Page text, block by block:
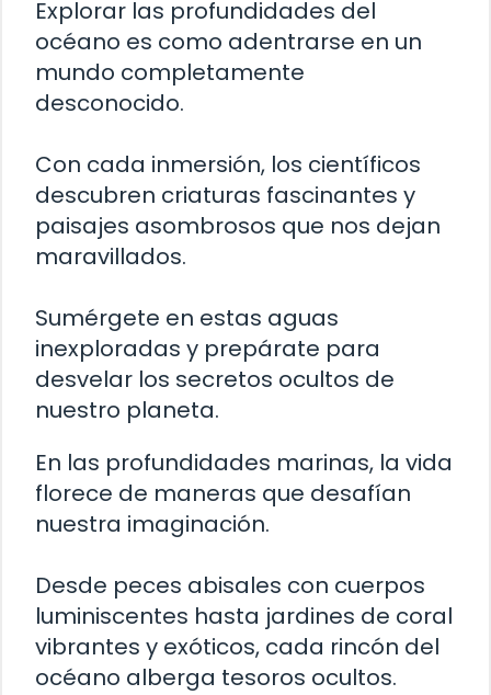
Explorar las profundidades del
océano es como adentrarse en un
mundo completamente
desconocido.
Con cada inmersión, los científicos
descubren criaturas fascinantes y
paisajes asombrosos que nos dejan
maravillados.
Sumérgete en estas aguas
inexploradas y prepárate para
desvelar los secretos ocultos de
nuestro planeta.
En las profundidades marinas, la vida
florece de maneras que desafían
nuestra imaginación.
Desde peces abisales con cuerpos
luminiscentes hasta jardines de coral
vibrantes y exóticos, cada rincón del
océano alberga tesoros ocultos.